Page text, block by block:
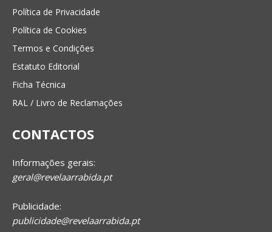
Política de Privacidade
Política de Cookies
Termos e Condições
Estatuto Editorial
Ficha Técnica
RAL / Livro de Reclamações
CONTACTOS
Informações gerais:
geral@revelaarrabida.pt
Publicidade:
publicidade@revelaarrabida.pt